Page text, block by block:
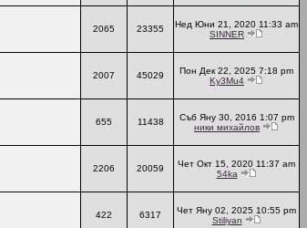
2065 23355
Нед Юни 21, 2020 11:33 am
SINNER
2007 45029
Пон Дек 22, 2025 7:18 pm
Ky3Mu4
655 11438
Съб Яну 30, 2016 1:07 pm
ники михайлов
2206 20059
Чет Окт 15, 2020 11:37 am
54ka
422 6317
Чет Яну 02, 2025 10:55 pm
Stiliyan